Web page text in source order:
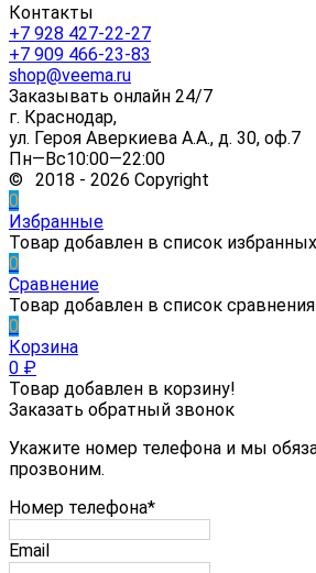
Контакты
+7 928 427-22-27
+7 909 466-23-83
shop@veema.ru
Заказывать онлайн 24/7
г. Краснодар,
ул. Героя Аверкиева А.А., д. 30, оф.7
Пн—Вс10:00—22:00
© 2018 - 2026 Copyright
0
Избранные
Товар добавлен в список избранных
0
Сравнение
Товар добавлен в список сравнения
0
Корзина
0 ₽
Товар добавлен в корзину!
Заказать обратный звонок
Укажите номер телефона и мы
прозвоним.
Номер телефона*
Email